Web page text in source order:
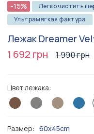
-15%
Легко чистить
Ультрамягкая фактура
Лежак Dreamer
1 692 грн
1 990 грн
Цвет лежака:
Размер: 60x45cm